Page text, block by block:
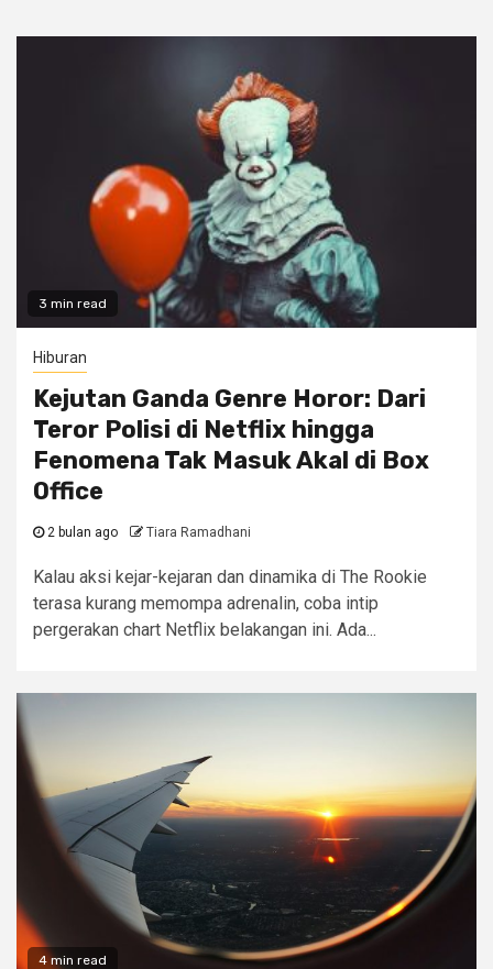
3 min read
Hiburan
Kejutan Ganda Genre Horor: Dari
Teror Polisi di Netflix hingga
Fenomena Tak Masuk Akal di Box
Office
2 bulan ago Tiara Ramadhani
Kalau aksi kejar-kejaran dan dinamika di The Rookie
terasa kurang memompa adrenalin, coba intip
pergerakan chart Netflix belakangan ini. Ada...
4 min read